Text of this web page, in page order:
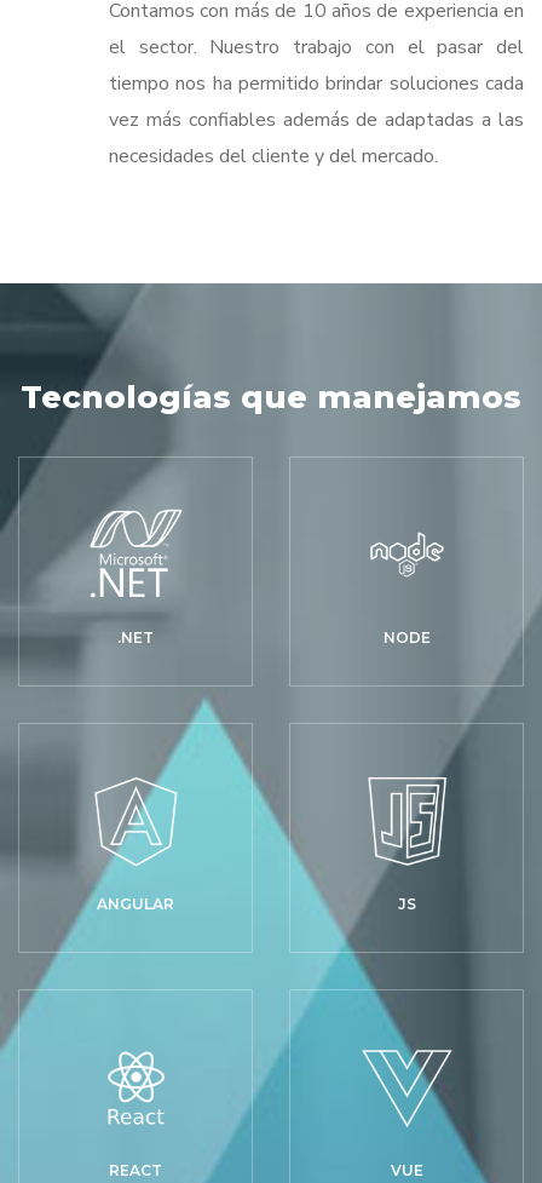
Contamos con más de 10 años de experiencia en
el sector. Nuestro trabajo con el pasar del
tiempo nos ha permitido brindar soluciones cada
vez más confiables además de adaptadas a las
necesidades del cliente y del mercado.
Tecnologías que manejamos
.NET NODE
ANGULAR JS
REACT VUE